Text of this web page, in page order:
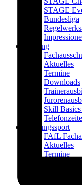
STAGE
Bundesliga
Bildung
Aktuelles
Termine
Downloads
Skill
Leistungssport
FAfL
Aktuelles
Termine